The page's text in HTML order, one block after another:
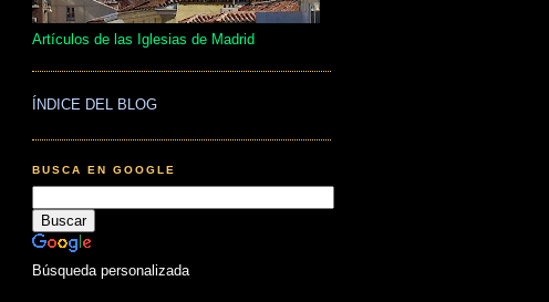
Artículos de las Iglesias de Madrid
ÍNDICE DEL BLOG
BUSCA EN GOOGLE
Búsqueda personalizada